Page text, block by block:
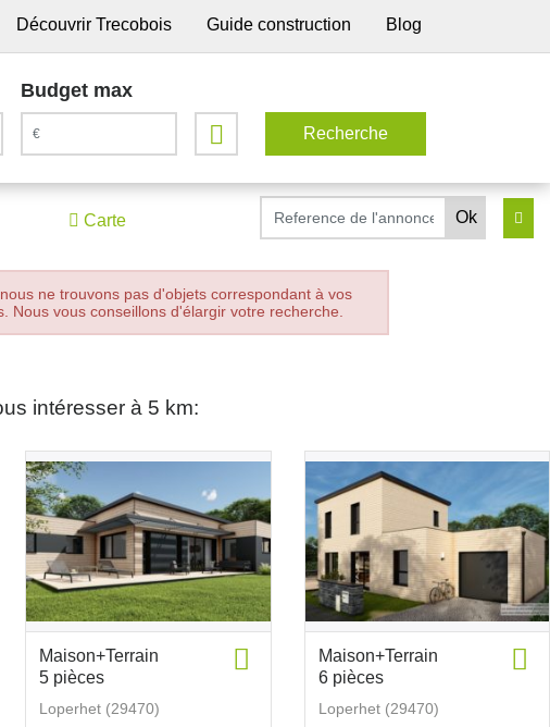
Découvrir Trecobois Guide construction Blog
Budget max
Carte
ne trouvons pas d'objets correspondant à vos
Nous vous conseillons d'élargir votre recherche.
intéresser à 5 km:
Maison+Terrain
5 pièces
Loperhet (29470)
Maison+Terrain
6 pièces
Loperhet (29470)